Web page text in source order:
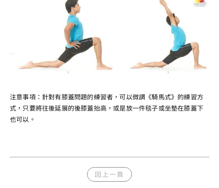
注意事項：針對有膝蓋問題的練習者，可以微調《騎馬式》的練習方
式，只要將往後延展的後膝蓋抬高，或是放一件毯子或坐墊在膝蓋下
也可以。
回上一頁